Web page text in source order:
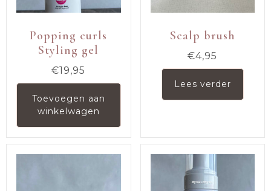
Popping curls
Styling gel
€19,95
Toevoegen aan
winkelwagen
Scalp brush
€4,95
Lees verder